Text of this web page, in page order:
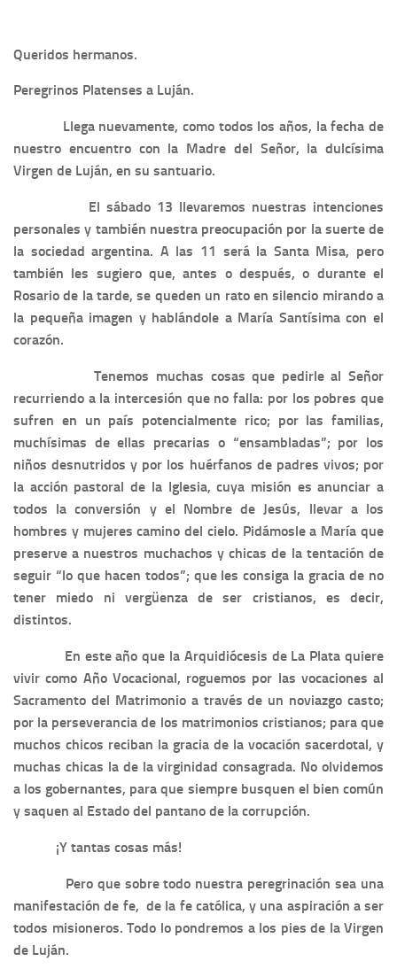
Queridos hermanos.
Peregrinos Platenses a Luján.
Llega nuevamente, como todos los años, la fecha de
nuestro encuentro con la Madre del Señor, la dulcísima
Virgen de Luján, en su santuario.
El sábado 13 llevaremos nuestras intenciones
personales y también nuestra preocupación por la suerte de
la sociedad argentina. A las 11 será la Santa Misa, pero
también les sugiero que, antes o después, o durante el
Rosario de la tarde, se queden un rato en silencio mirando a
la pequeña imagen y hablándole a María Santísima con el
corazón.
Tenemos muchas cosas que pedirle al Señor
recurriendo a la intercesión que no falla: por los pobres que
sufren en un país potencialmente rico; por las familias,
muchísimas de ellas precarias o “ensambladas”; por los
niños desnutridos y por los huérfanos de padres vivos; por
la acción pastoral de la Iglesia, cuya misión es anunciar a
todos la conversión y el Nombre de Jesús, llevar a los
hombres y mujeres camino del cielo. Pidámosle a María que
preserve a nuestros muchachos y chicas de la tentación de
seguir “lo que hacen todos”; que les consiga la gracia de no
tener miedo ni vergüenza de ser cristianos, es decir,
distintos.
En este año que la Arquidiócesis de La Plata quiere
vivir como Año Vocacional, roguemos por las vocaciones al
Sacramento del Matrimonio a través de un noviazgo casto;
por la perseverancia de los matrimonios cristianos; para que
muchos chicos reciban la gracia de la vocación sacerdotal, y
muchas chicas la de la virginidad consagrada. No olvidemos
a los gobernantes, para que siempre busquen el bien común
y saquen al Estado del pantano de la corrupción.
¡Y tantas cosas más!
Pero que sobre todo nuestra peregrinación sea una
manifestación de fe, de la fe católica, y una aspiración a ser
todos misioneros. Todo lo pondremos a los pies de la Virgen
de Luján.